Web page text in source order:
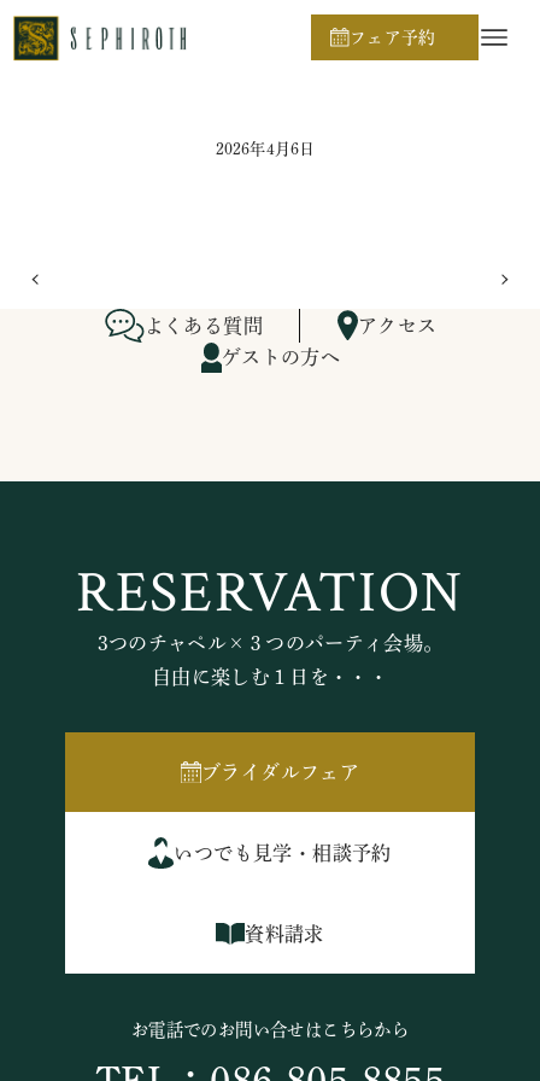
フェア予約
ホーム
2026年4月6日
よくある質問
アクセス
ゲストの方へ
RESERVATION
3つのチャペル×３つのパーティ会場。
自由に楽しむ１日を・・・
ブライダルフェア
いつでも見学・相談予約
資料請求
お電話でのお問い合せはこちらから